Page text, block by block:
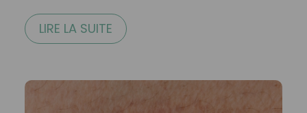
LIRE LA SUITE